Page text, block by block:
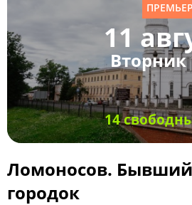
11
Вторник
14
Ломоносов.
городок